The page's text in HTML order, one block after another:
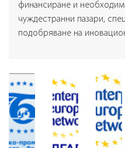
финансиране и
чуждестранни пазари,
подобряване на